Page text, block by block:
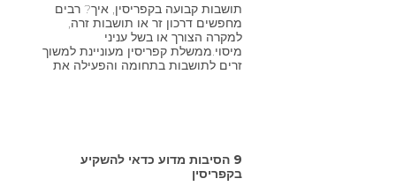
תושבות קבועה בקפריסין, איך? רבים
מחפשים דרכון זר או תושבות זרה,
למקרה הצורך או בשל עניני
מיסוי.ממשלת קפריסין מעוניינת למשוך
זרים לתושבות בתחומה והפעילה את
9 הסיבות מדוע כדאי להשקיע
בקפריסין